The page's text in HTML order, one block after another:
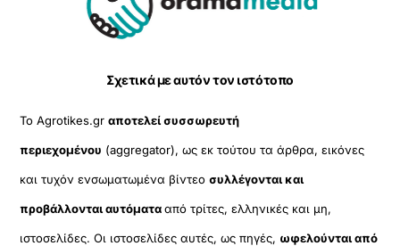
Σχετικά με αυτόν τον ιστότοπο
Το Agrotikes.grαποτελεί συσσωρευτή
περιεχομένου (aggregator), ως εκ τούτου τα άρθρα, εικόνες
και τυχόν ενσωματωμένα βίντεοσυλλέγονται και
προβάλλονται αυτόματααπό τρίτες, ελληνικές και μη,
ιστοσελίδες. Οι ιστοσελίδες αυτές, ως πηγές, ωφελούνται από